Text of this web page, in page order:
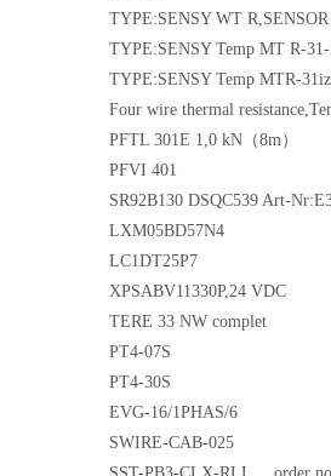
TYPE:SENSY WT
TYPE:SENSY Temp MT R-
TYPE:SENSY Temp MTR-
Four wire thermal
PFTL 301E 1,0 kN（8m）
PFVI 401
SR92B130 DSQC539 Art-
LXM05BD57N4
LC1DT25P7
XPSABV11330P,24 VDC
TERE 33 NW complet
PT4-07S
PT4-30S
EVG-16/1PHAS/6
SWIRE-CAB-025